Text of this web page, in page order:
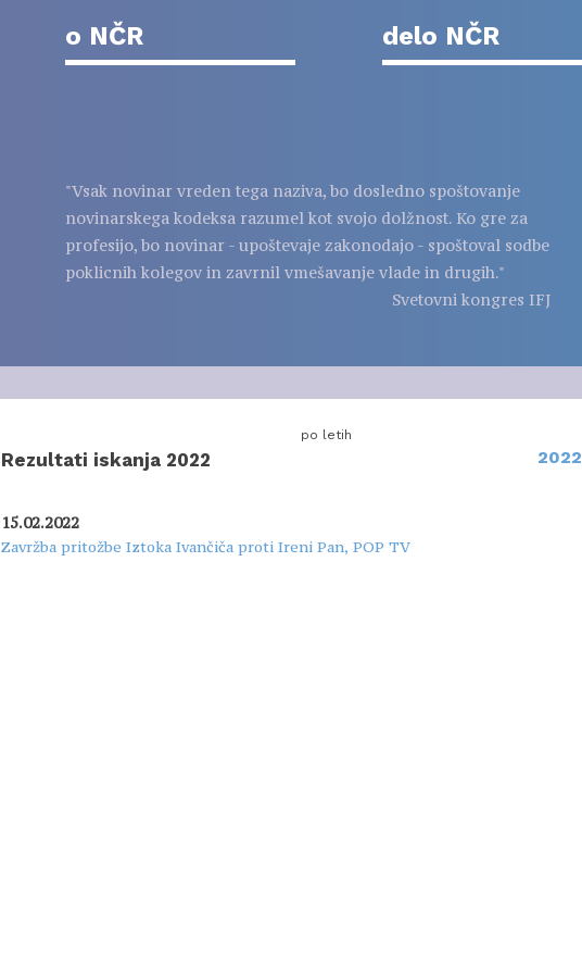
o NČR delo NČR
"Vsak novinar vreden tega naziva, bo dosledno spoštovanje
novinarskega kodeksa razumel kot svojo dolžnost. Ko gre za
profesijo, bo novinar - upoštevaje zakonodajo - spoštoval sodbe
poklicnih kolegov in zavrnil vmešavanje vlade in drugih."
Svetovni kongres IFJ
Rezultati iskanja 2022
po letih
2022
15.02.2022
Zavržba pritožbe Iztoka Ivančiča proti Ireni Pan, POP TV